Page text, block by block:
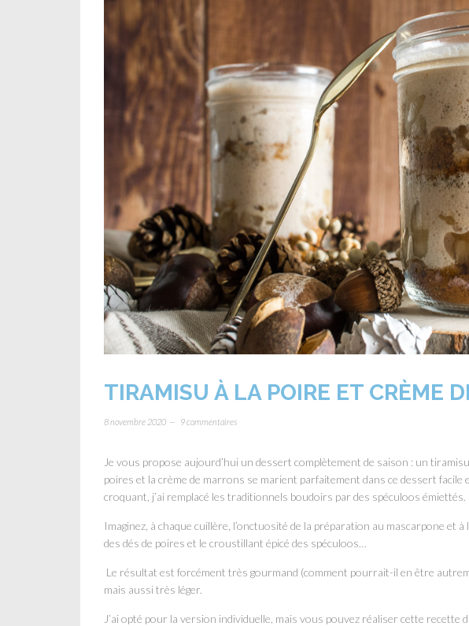
TIRAMISU À LA POIRE ET CRÈME
8 novembre 2020 9 commentaires
Je vous propose aujourd’hui un dessert complètement de saison : un
poires et la crème de marrons se marient parfaitement dans ce dessert facile
croquant, j’ai remplacé les traditionnels boudoirs par des spéculoos émiettés.
Imaginez, à chaque cuillère, l’onctuosité de la préparation au mascarpone et
des dés de poires et le croustillant épicé des spéculoos…
Le résultat est forcément très gourmand (comment pourrait-il en être
mais aussi très léger.
J’ai opté pour la version individuelle, mais vous pouvez réaliser cette recette